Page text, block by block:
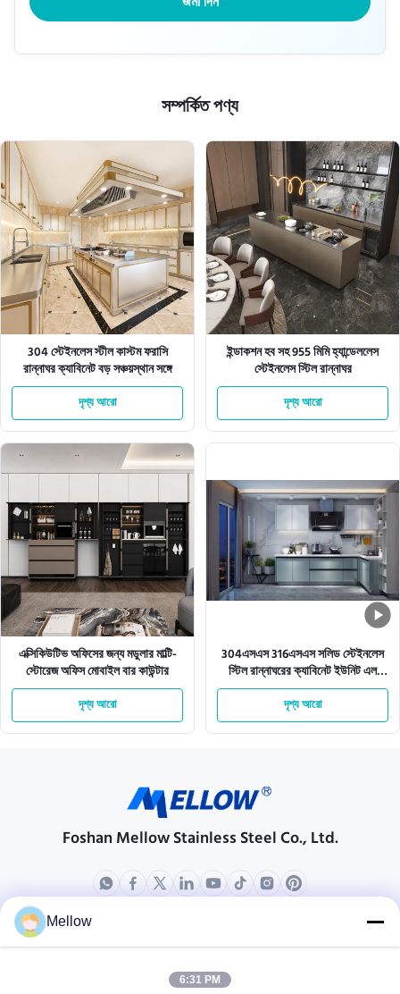
সম্পর্কিত পণ্য
304 স্টেইনলেস স্টীল কাস্টম ফরাসি
রান্নাঘর ক্যাবিনেট বড় সঞ্চয়স্থান সঙ্গে
দৃশ্য আরো
ইন্ডাকশন হব সহ 955 মিমি হ্যান্ডেললেস
স্টেইনলেস স্টিল রান্নাঘর
দৃশ্য আরো
এক্সিকিউটিভ অফিসের জন্য মডুলার মাল্টি-
স্টোরেজ অফিস মোবাইল বার কাউন্টার
দৃশ্য আরো
304এসএস 316এসএস সলিড স্টেইনলেস
স্টিল রান্নাঘরের ক্যাবিনেট ইউনিট এল
আকৃতির
দৃশ্য আরো
Foshan Mellow Stainless Steel Co., Ltd.
পণ্য
কোম্পানির প্রোফাইল
Mellow
6:31 PM